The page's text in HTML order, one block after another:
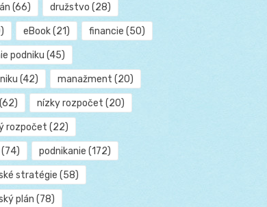
(66) družstvo (28)
eBook(21) financie (50)
podniku (45)
(42) manažment (20)
(62) nízky rozpočet (20)
rozpočet (22)
(74) podnikanie (172)
stratégie (58)
plán (78)